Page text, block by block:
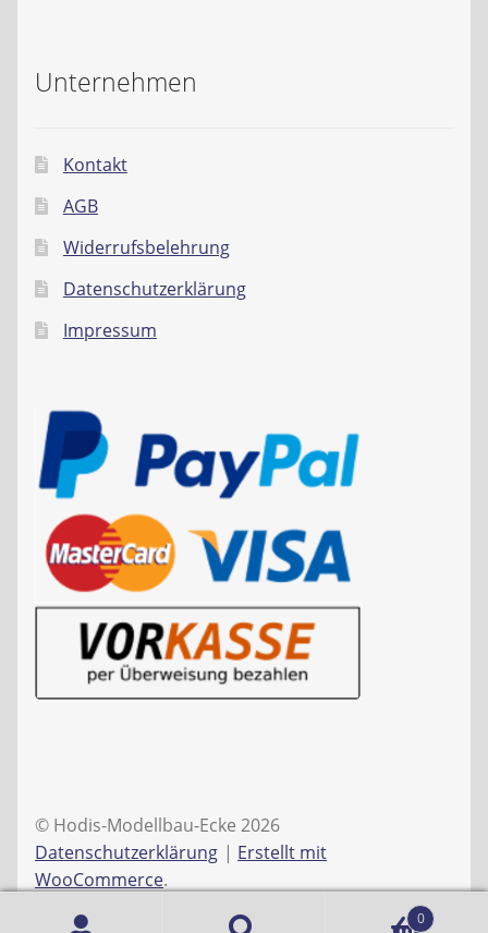
Unternehmen
Kontakt
AGB
Widerrufsbelehrung
Datenschutzerklärung
Impressum
© Hodis-Modellbau-Ecke 2026
Datenschutzerklärung
Erstellt mit
WooCommerce.
0